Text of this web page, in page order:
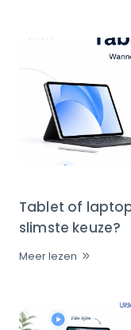
Tablet of
slimste keuze?
Meer lezen